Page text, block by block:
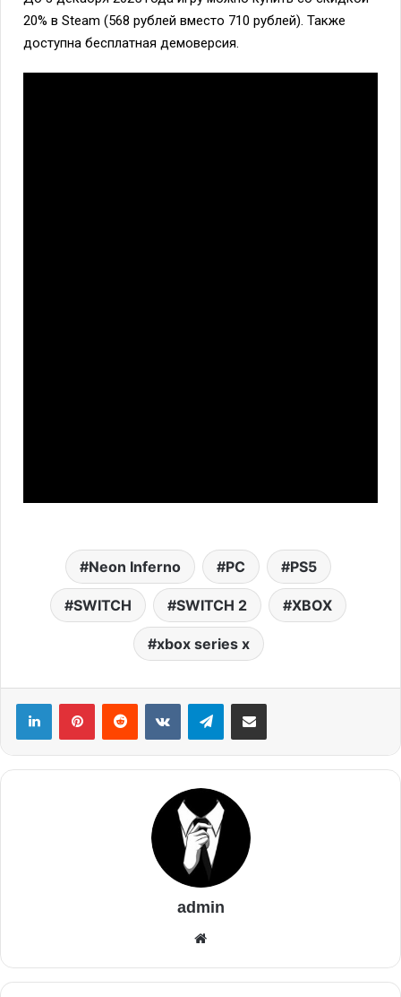
20% в Steam (568 рублей вместо 710 рублей). Также
доступна бесплатная демоверсия.
Neon Inferno PC PS5
SWITCH SWITCH 2 XBOX
xbox series x
admin